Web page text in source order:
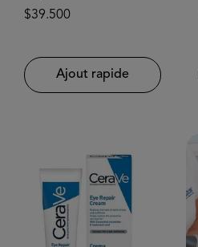
ml
Prix
habituel
$39.500
Ajout rapide